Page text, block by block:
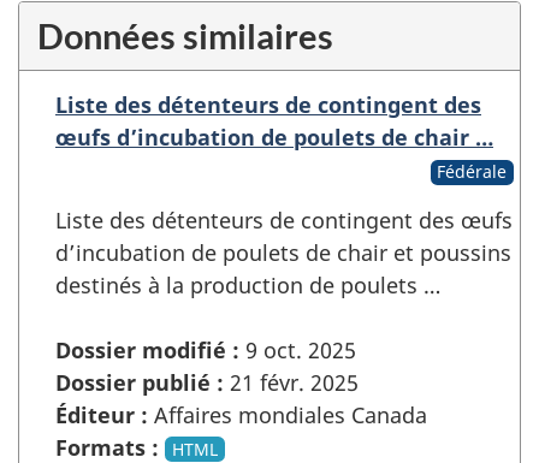
Données similaires
Liste des détenteurs de contingent des
œufs d’incubation de poulets de chair …
Fédérale
Liste des détenteurs de contingent des œufs
d’incubation de poulets de chair et poussins
destinés à la production de poulets …
Dossier modifié : 9 oct. 2025
Dossier publié : 21 févr. 2025
Éditeur : Affaires mondiales Canada
Formats :
HTML